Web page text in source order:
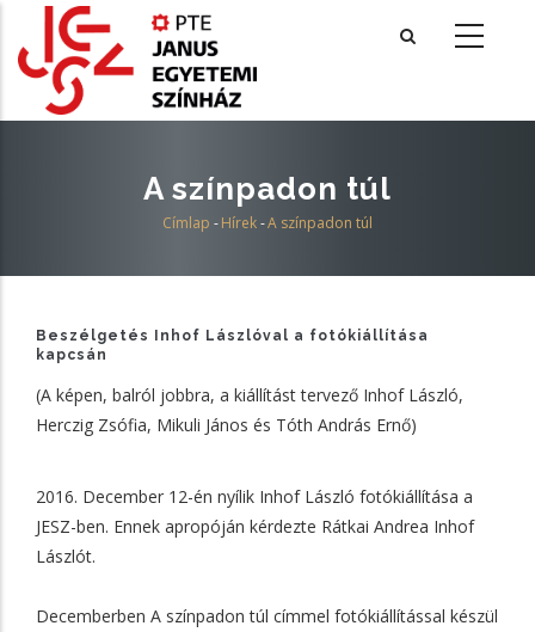
tartalomra
A színpadon túl
Címlap -Hírek-A színpadon túl
Beszélgetés Inhof Lászlóval a fotókiállítása
kapcsán
(A képen, balról jobbra, a kiállítást tervező Inhof László,
Herczig Zsófia, Mikuli János és Tóth András Ernő)
2016. December 12-én nyílik Inhof László fotókiállítása a
JESZ-ben. Ennek apropóján kérdezte Rátkai Andrea Inhof
Lászlót.
Decemberben A színpadon túl címmel fotókiállítással készül